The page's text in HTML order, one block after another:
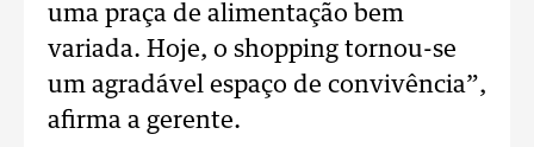
uma praça de alimentação bem
variada. Hoje, o shopping tornou-se
um agradável espaço de convivência”,
afirma a gerente.